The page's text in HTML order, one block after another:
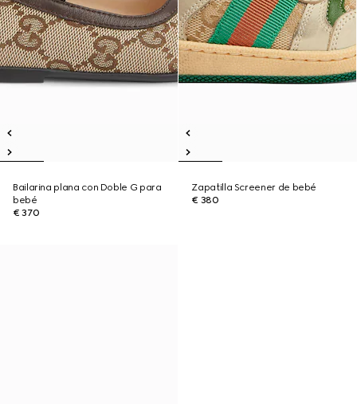
Bailarina plana con Doble G para
bebé
€ 370
Zapatilla Screener de bebé
€ 380